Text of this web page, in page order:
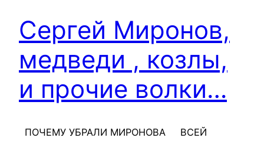
Сергей Миронов,
медведи , козлы,
и прочие волки…
ПОЧЕМУ УБРАЛИ МИРОНОВА ВСЕЙ